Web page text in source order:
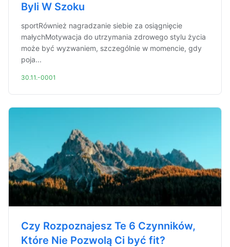
Byli W Szoku
sportRównież nagradzanie siebie za osiągnięcie
małychMotywacja do utrzymania zdrowego stylu życia
może być wyzwaniem, szczególnie w momencie, gdy
poja...
30.11.-0001
Czy Rozpoznajesz Te 6 Czynników,
Które Nie Pozwolą Ci być fit?